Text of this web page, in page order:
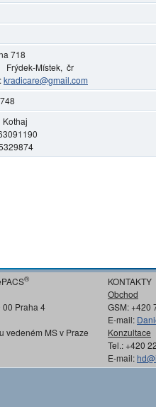
718
Frýdek-Místek, čr
kradicare@gmail.com
Kothaj
®
00 Praha 4
vedeném MS v Praze
KONTAKTY
Obchod
GSM: +420
E-mail:
Konzultace
Tel.: +420
E-mail: